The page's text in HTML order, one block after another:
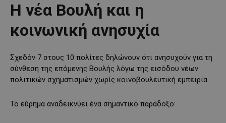
Η νέα Βουλή και η
κοινωνική ανησυχία
Σχεδόν 7 στους 10 πολίτες δηλώνουν ότι ανησυχούν για τη
σύνθεση της επόμενης Βουλής λόγω της εισόδου νέων
πολιτικών σχηματισμών χωρίς κοινοβουλευτική εμπειρία.
Το εύρημα αναδεικνύει ένα σημαντικό παράδοξο: